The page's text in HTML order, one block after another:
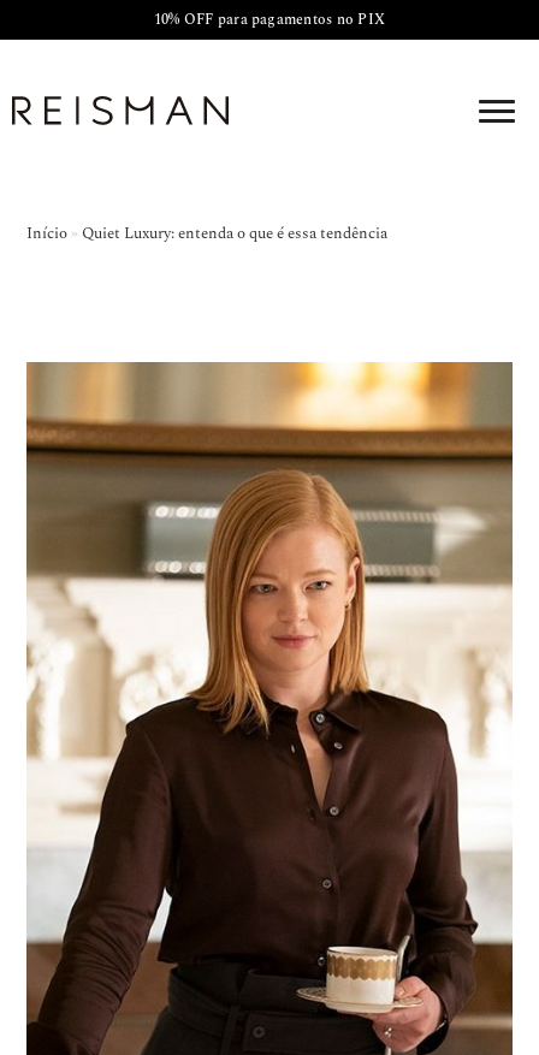
10% OFF para pagamentos no PIX
Início » Quiet Luxury: entenda o que é essa tendência